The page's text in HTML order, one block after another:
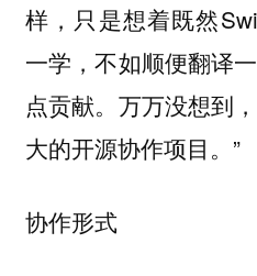
样，只是想着既然
一学，不如顺便翻译
点贡献。万万没想到
大的开源协作项目。”
协作形式